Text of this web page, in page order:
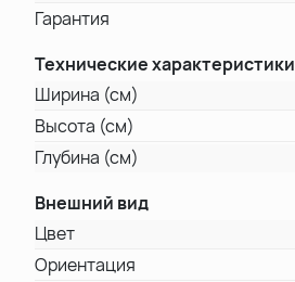
Гарантия
Технические характеристики
Ширина (см)
Высота (см)
Глубина (см)
Внешний вид
Цвет
Ориентация